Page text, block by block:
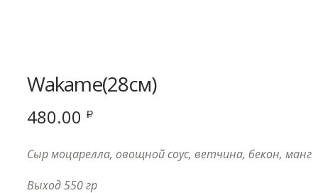
Wakame(28см)
480.00 Р
Сыр моцарелла, овощной соус, ветчина, бекон,
Выход 550 гр